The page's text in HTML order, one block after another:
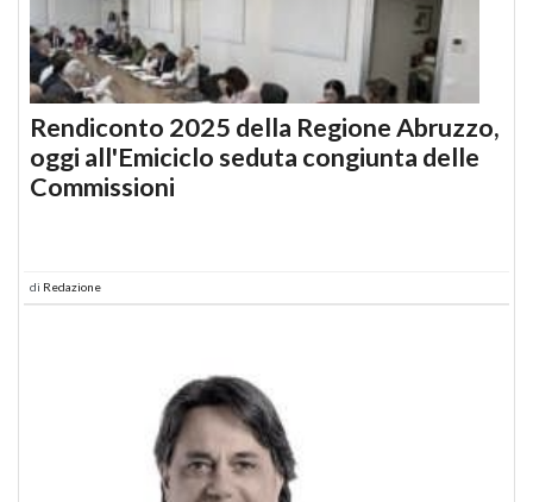
Rendiconto 2025 della Regione Abruzzo,
oggi all'Emiciclo seduta congiunta delle
Commissioni
di Redazione